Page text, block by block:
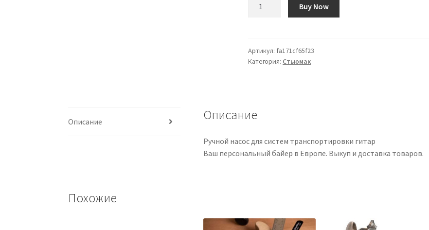
para
Sistemas
Guitarras
Buy Now
Артикул: fa171cf65f23
Категория: Стьюмак
Описание Описание
Ручной насос для систем транспортировки гитар
Ваш персональный байер в Европе. Выкуп и доставка товаров.
Похожие